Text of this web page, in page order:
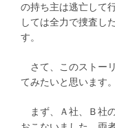
の持ち主は逃亡して
しては全力で捜査し
す。
さて、このストー
てみたいと思います。
まず、Ａ社、Ｂ社